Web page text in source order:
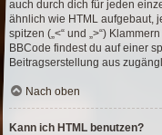
auch durch dich für jeden
ähnlich wie HTML aufgebaut,
spitzen („<“ und „>“)
BBCode findest du auf einer
Beitragserstellung aus
Nach oben
Kann ich HTML benutzen?